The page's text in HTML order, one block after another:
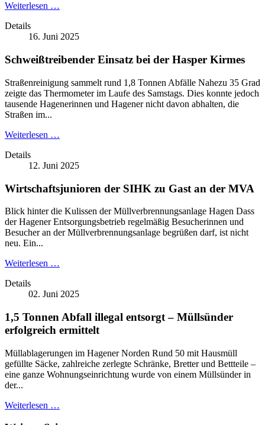
Weiterlesen …
Details
16. Juni 2025
Schweißtreibender Einsatz bei der Hasper Kirmes
Straßenreinigung sammelt rund 1,8 Tonnen Abfälle Nahezu 35 Grad
zeigte das Thermometer im Laufe des Samstags. Dies konnte jedoch
tausende Hagenerinnen und Hagener nicht davon abhalten, die
Straßen im...
Weiterlesen …
Details
12. Juni 2025
Wirtschaftsjunioren der SIHK zu Gast an der MVA
Blick hinter die Kulissen der Müllverbrennungsanlage Hagen Dass
der Hagener Entsorgungsbetrieb regelmäßig Besucherinnen und
Besucher an der Müllverbrennungsanlage begrüßen darf, ist nicht
neu. Ein...
Weiterlesen …
Details
02. Juni 2025
1,5 Tonnen Abfall illegal entsorgt – Müllsünder
erfolgreich ermittelt
Müllablagerungen im Hagener Norden Rund 50 mit Hausmüll
gefüllte Säcke, zahlreiche zerlegte Schränke, Bretter und Bettteile –
eine ganze Wohnungseinrichtung wurde von einem Müllsünder in
der...
Weiterlesen …